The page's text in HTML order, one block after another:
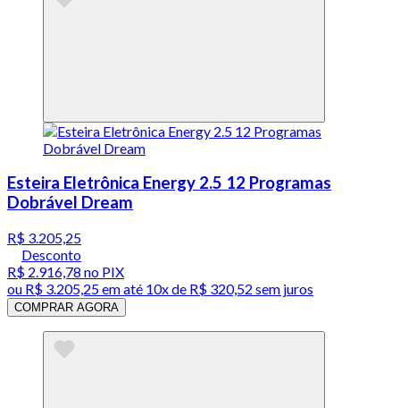
Esteira Eletrônica Energy 2.5 12 Programas
Dobrável Dream
R$ 3.205,25
Desconto
R$ 2.916,78 no PIX
ou R$ 3.205,25em até 10x de R$ 320,52 sem juros
COMPRAR AGORA